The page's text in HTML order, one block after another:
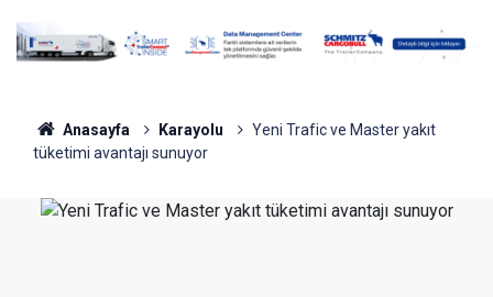
Anasayfa Karayolu
Yeni Trafic ve Master yakıt
tüketimi avantajı sunuyor